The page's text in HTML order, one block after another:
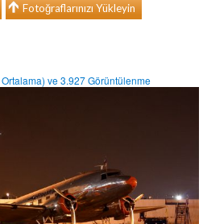
Fotoğraflarınızı Yükleyin
Ortalama) ve3.927Görüntülenme